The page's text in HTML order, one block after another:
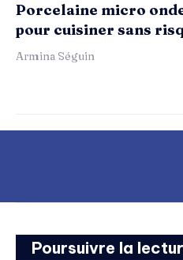
Porcelaine micro
pour cuisiner sans
Armina Séguin
Poursuivre la